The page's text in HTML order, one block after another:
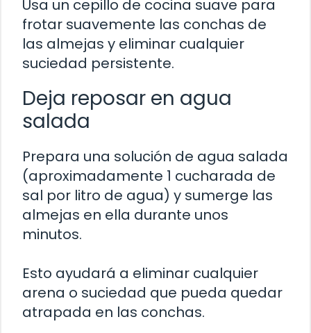
Usa un cepillo de cocina suave para
frotar suavemente las conchas de
las almejas y eliminar cualquier
suciedad persistente.
Deja reposar en agua
salada
Prepara una solución de agua salada
(aproximadamente 1 cucharada de
sal por litro de agua) y sumerge las
almejas en ella durante unos
minutos.
Esto ayudará a eliminar cualquier
arena o suciedad que pueda quedar
atrapada en las conchas.